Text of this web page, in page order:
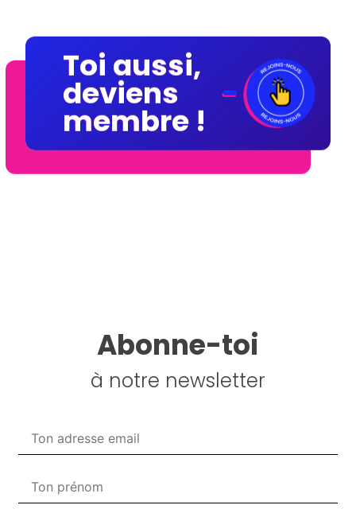
Toi aussi,
deviens
membre !
Toi aussi,
deviens
membre !
Abonne-toi
à notre newsletter